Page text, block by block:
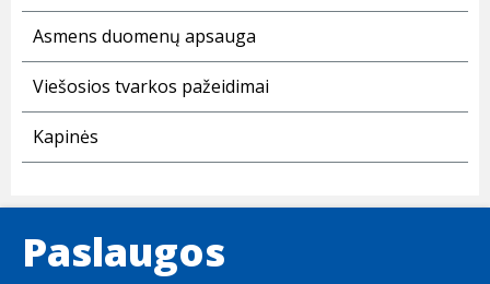
Asmens duomenų apsauga
Viešosios tvarkos pažeidimai
Kapinės
Paslaugos